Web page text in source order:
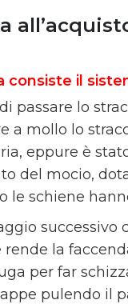
consiste il
passare lo
a mollo lo
eppure è
del mocio,
le schiene
successivo
rende la
per far
pulendo il